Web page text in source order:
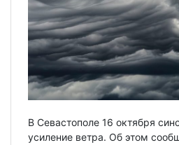
В Севастополе 16 октября
усиление ветра. Об этом